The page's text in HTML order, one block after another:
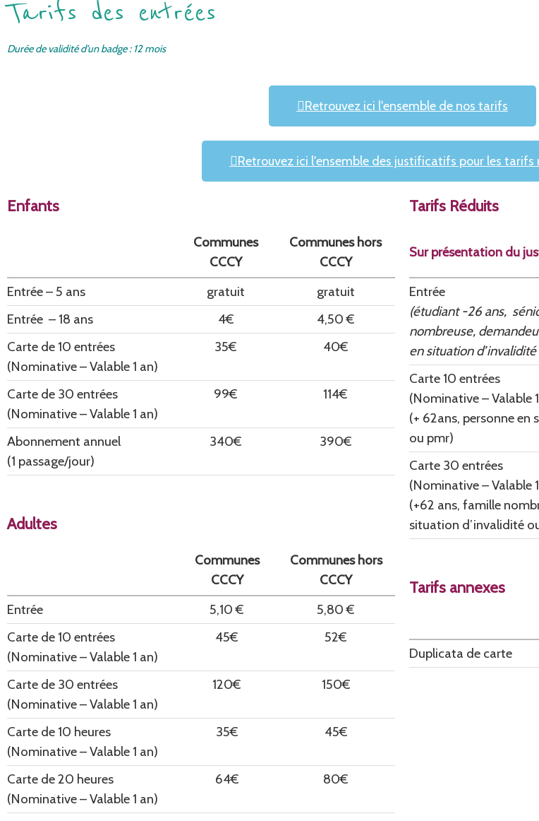
Tarifs des entrées
Durée de validité d’un badge : 12 mois
Retrouvez ici l'ensemble de nos tarifs
Retrouvez ici l'ensemble des justificatifs pour les tarifs
Enfants
Communes
CCCY
Communes hors
CCCY
Entrée – 5 ans
gratuit
gratuit
Entrée – 18 ans
4€
4,50 €
Carte de 10 entrées
(Nominative – Valable 1 an)
35€ 40€
Carte de 30 entrées
(Nominative – Valable 1 an)
99€ 114€
Abonnement annuel
(1 passage/jour)
340€ 390€
Adultes
Communes
CCCY
Communes hors
CCCY
Entrée
5,10 €
5,80 €
Carte de 10 entrées
(Nominative – Valable 1 an)
45€ 52€
Carte de 30 entrées
(Nominative – Valable 1 an)
120€ 150€
Carte de 10 heures
(Nominative – Valable 1 an)
35€ 45€
Carte de 20 heures
(Nominative – Valable 1 an)
64€ 80€
Tarifs Réduits
Sur présentation du
Entrée
(étudiant -26 ans,
nombreuse,
en situation
Carte 10 entrées
(Nominative – Valable
(+ 62ans, personne
ou pmr)
Carte 30 entrées
(Nominative – Valable
(+62 ans, famille
situation d’invalidité
Tarifs annexes
Duplicata de carte